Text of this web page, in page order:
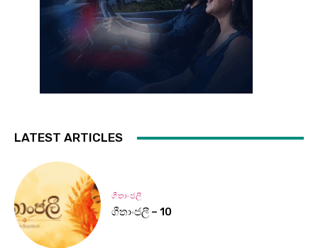
LATEST ARTICLES
ගීතාංජලී
ගීතාංජලී – 10